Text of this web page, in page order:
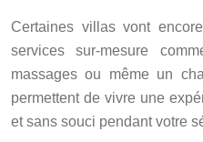
Certaines villas vont
services sur-mesure
massages ou même un
permettent de vivre une
et sans souci pendant votre